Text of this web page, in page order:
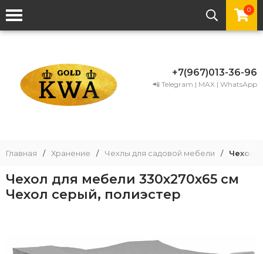
0
+7(967)013-36-96
📲 Telegram | MAX | WhatsApp
Главная / Хранение / Чехлы для садовой мебели / Чехол
Чехол для мебели 330х270х65 см
Чехол серый, полиэстер